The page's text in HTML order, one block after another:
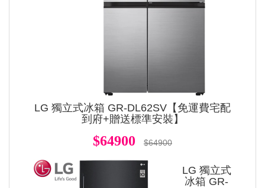
LG 獨立式冰箱 GR-DL62SV【免運費宅配
到府+贈送標準安裝】
$64900 $64900
LG 獨立式
冰箱 GR-